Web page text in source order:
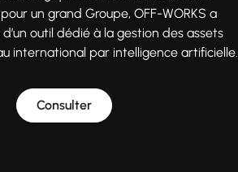
un grand Groupe, OFF-WORKS a
outil dédié à la gestion des assets
international par intelligence artificielle.
Consulter